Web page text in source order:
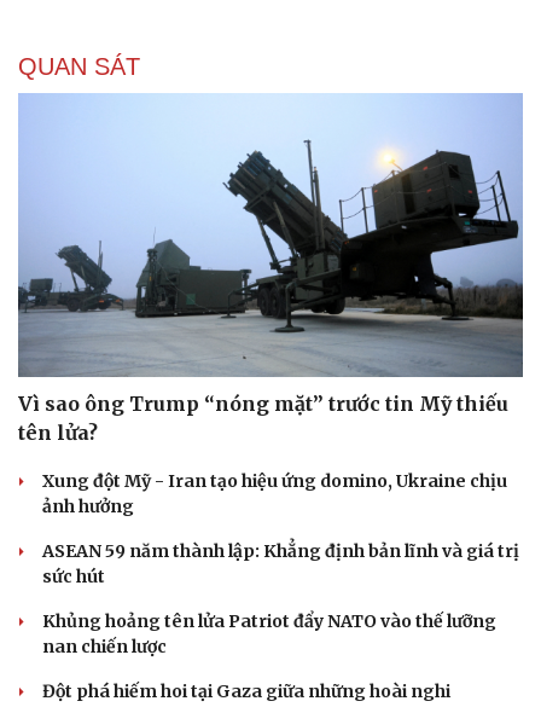
QUAN SÁT
Vì sao ông Trump “nóng mặt” trước tin Mỹ thiếu
tên lửa?
Xung đột Mỹ - Iran tạo hiệu ứng domino, Ukraine chịu
ảnh hưởng
ASEAN 59 năm thành lập: Khẳng định bản lĩnh và giá trị
sức hút
Khủng hoảng tên lửa Patriot đẩy NATO vào thế lưỡng
nan chiến lược
Đột phá hiếm hoi tại Gaza giữa những hoài nghi